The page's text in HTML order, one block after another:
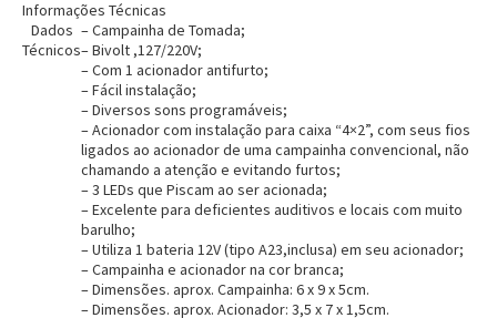
Entrega Flash
Pagamento via Pix
Retire na Loja
Informações Técnicas
Dados
Técnicos
– Campainha de Tomada;
– Bivolt ,127/220V;
– Com 1 acionador antifurto;
– Fácil instalação;
– Diversos sons programáveis;
– Acionador com instalação para caixa “4×2”, com seus fios
ligados ao acionador de uma campainha convencional, não
chamando a atenção e evitando furtos;
– 3 LEDs que Piscam ao ser acionada;
– Excelente para deficientes auditivos e locais com muito
barulho;
– Utiliza 1 bateria 12V (tipo A23,inclusa) em seu acionador;
– Campainha e acionador na cor branca;
– Dimensões. aprox. Campainha: 6 x 9 x 5cm.
– Dimensões. aprox. Acionador: 3,5 x 7 x 1,5cm.